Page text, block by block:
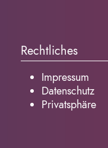
Rechtliches
Impressum
Datenschutz
Privatsphäre